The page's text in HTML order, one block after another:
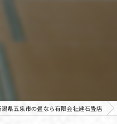
潟県五泉市の畳なら有限会社建石畳店